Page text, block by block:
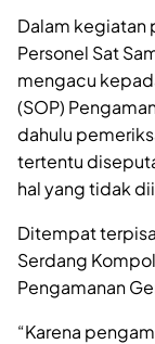
Dalam kegiatan
Personel Sat
mengacu
(SOP)
dahulu
tertentu
hal yang tidak
Ditempat
Serdang
Pengamanan
“Karena